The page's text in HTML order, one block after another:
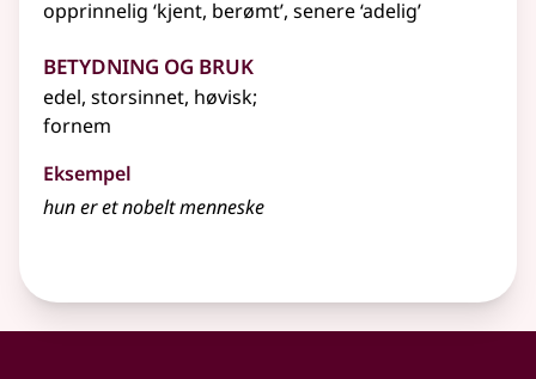
opprinnelig ‘kjent, berømt’, senere ‘adelig’
Betydning og bruk
edel, storsinnet, høvisk;
fornem
Eksempel
hun er etnobeltmenneske